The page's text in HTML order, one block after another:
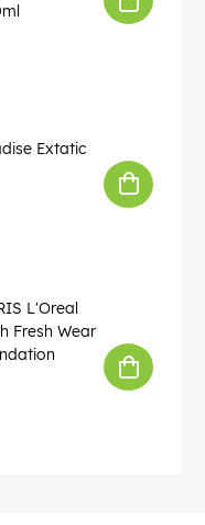
Extatic
L'Oreal
Fresh Wear